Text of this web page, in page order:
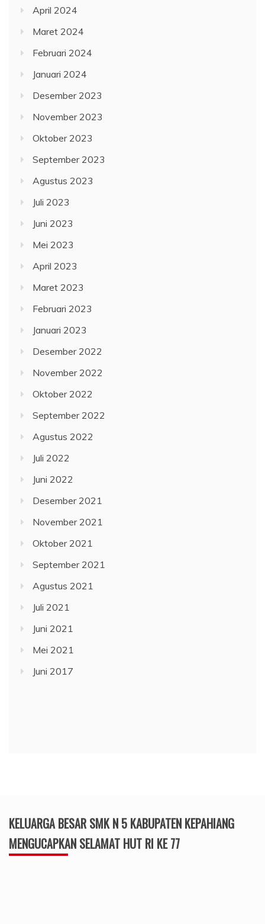
April 2024
Maret 2024
Februari 2024
Januari 2024
Desember 2023
November 2023
Oktober 2023
September 2023
Agustus 2023
Juli 2023
Juni 2023
Mei 2023
April 2023
Maret 2023
Februari 2023
Januari 2023
Desember 2022
November 2022
Oktober 2022
September 2022
Agustus 2022
Juli 2022
Juni 2022
Desember 2021
November 2021
Oktober 2021
September 2021
Agustus 2021
Juli 2021
Juni 2021
Mei 2021
Juni 2017
KELUARGA BESAR SMK N 5 KABUPATEN KEPAHIANG
MENGUCAPKAN SELAMAT HUT RI KE 77